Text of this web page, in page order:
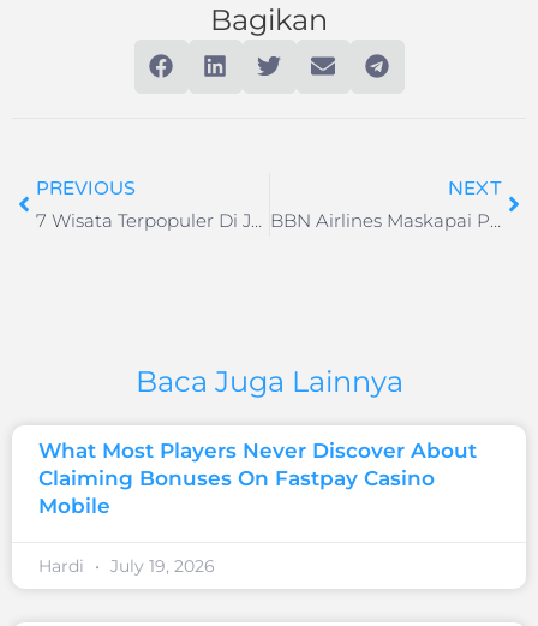
Bagikan
PREVIOUS
7 Wisata Terpopuler Di Jepang Yang Harus Di Kunjungi
NEXT
BBN Airlines Maskapai Pilihan Baru Masyarakat Indonesia
Baca Juga Lainnya
What Most Players Never Discover About
Claiming Bonuses On Fastpay Casino
Mobile
Hardi July 19, 2026